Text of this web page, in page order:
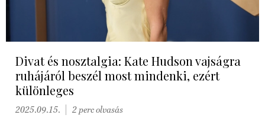
Divat és nosztalgia: Kate Hudson vajságra
ruhájáról beszél most mindenki, ezért
különleges
2025.09.15. 2 perc olvasás